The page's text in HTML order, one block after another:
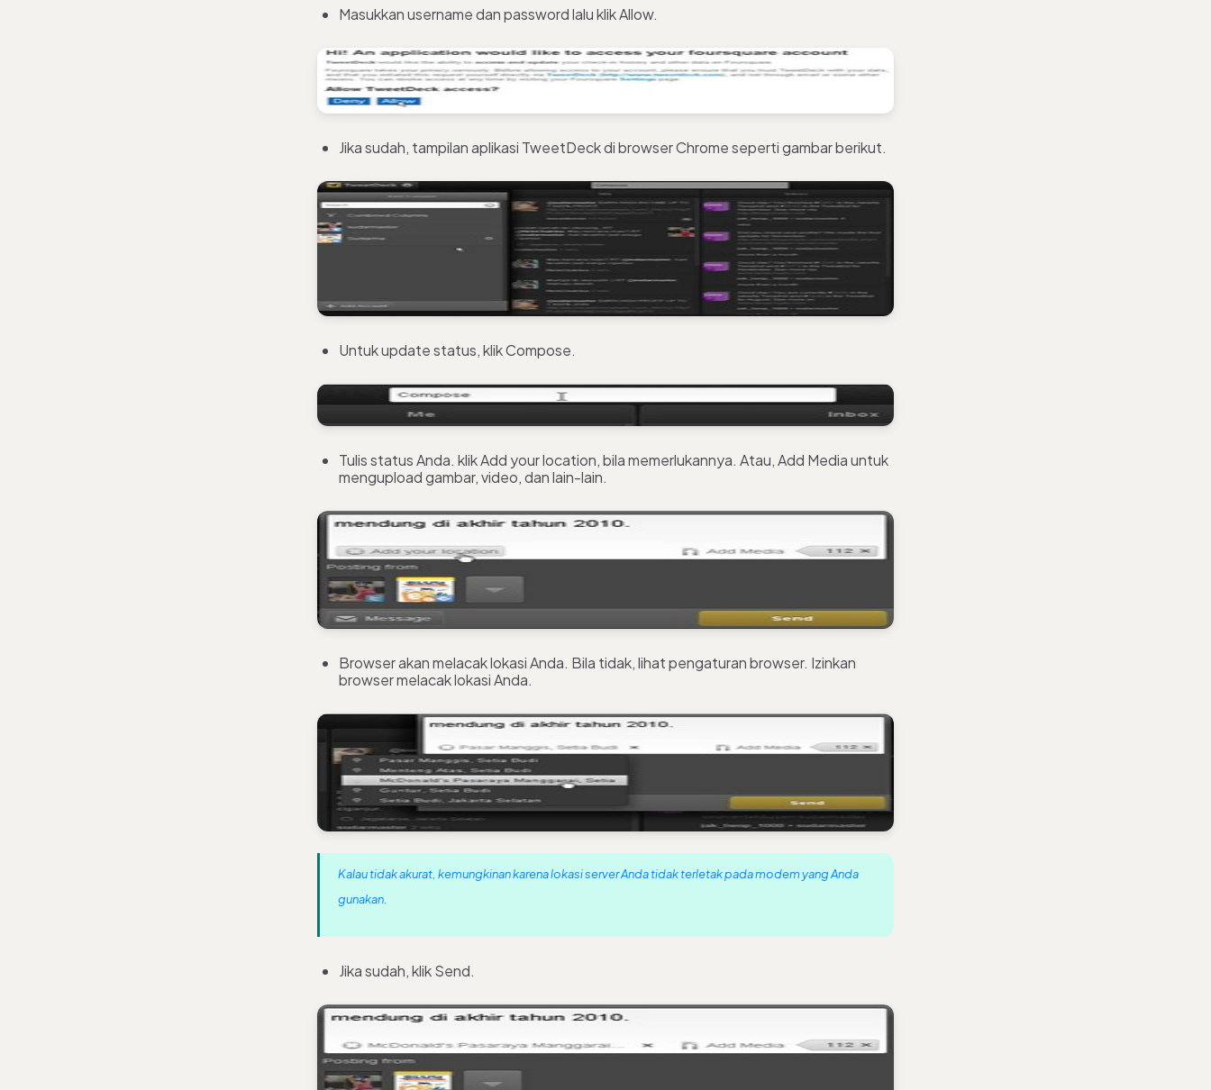
Masukkan username dan password lalu klik Allow.
Jika sudah, tampilan aplikasi TweetDeck di browser Chrome seperti gambar berikut.
Untuk update status, klik Compose.
Tulis status Anda. klik Add your location, bila memerlukannya. Atau, Add Media untuk
mengupload gambar, video, dan lain-lain.
Browser akan melacak lokasi Anda. Bila tidak, lihat pengaturan browser. Izinkan
browser melacak lokasi Anda.
Kalau tidak akurat, kemungkinan karena lokasi server Anda tidak terletak pada modem yang Anda
gunakan.
Jika sudah, klik Send.